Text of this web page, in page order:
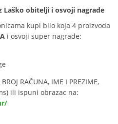
Laško obitelji i osvoji nagrade
kupi bilo koja 4 proizvoda
i osvoji super nagrade:
RAČUNA, IME I PREZIME,
ili ispuni obrazac na: